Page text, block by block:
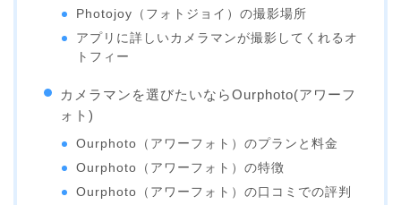
Photojoy（フォトジョイ）の撮影場所
アプリに詳しいカメラマンが撮影してくれるオ
トフィー
カメラマンを選びたいならOurphoto(アワーフ
ォト)
Ourphoto（アワーフォト）のプランと料金
Ourphoto（アワーフォト）の特徴
Ourphoto（アワーフォト）の口コミでの評判